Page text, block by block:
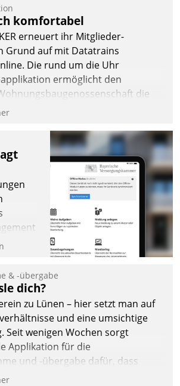
von
und
komfortabel
erneuert ihr Mitglieder-
Grund auf mit Datatrains
Die rund um die Uhr
ermöglicht den
die
per Smartphone, Tablet oder PC.
für
und
& -übergabe
dich?
zu Lünen – hier setzt man auf
und eine umsichtige
Seit wenigen Wochen sorgt
Applikation für die
und -übergabe dafür, dass
kommen und, so es sein muss,